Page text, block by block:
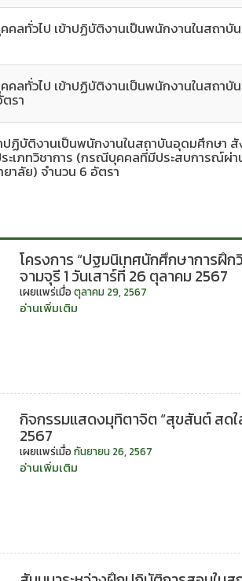
ลทั่วไป เข้าปฏิบัติงานเป็นพนักงานในสถาบัน
ลทั่วไป เข้าปฏิบัติงานเป็นพนักงานในสถาบัน
รา
ปฏิบัติงานเป็นพนักงานในสถาบันอุดมศึกษา
เภทวิชาการ (กรณีบุคคลที่มีประสบการณ์ผ่า
าลัย) จำนวน 6 อัตรา
โครงการ “ปฐมนิเทศนักศึกษาการฝึ
จามจุรี 1 วันเสาร์ที่ 26 ตุลาคม 2567
เผยเเพร่เมื่อตุลาคม 29, 2567
อ่านเพิ่มเติม
วิชาชีพ
เรียน”ณ
ประชุม
26
ตุลาคม
กิจกรรมแสดงมุทิตาจิต “สุขสันต์ สด
2567
เผยเเพร่เมื่อกันยายน 26, 2567
อ่านเพิ่มเติม
สดใส